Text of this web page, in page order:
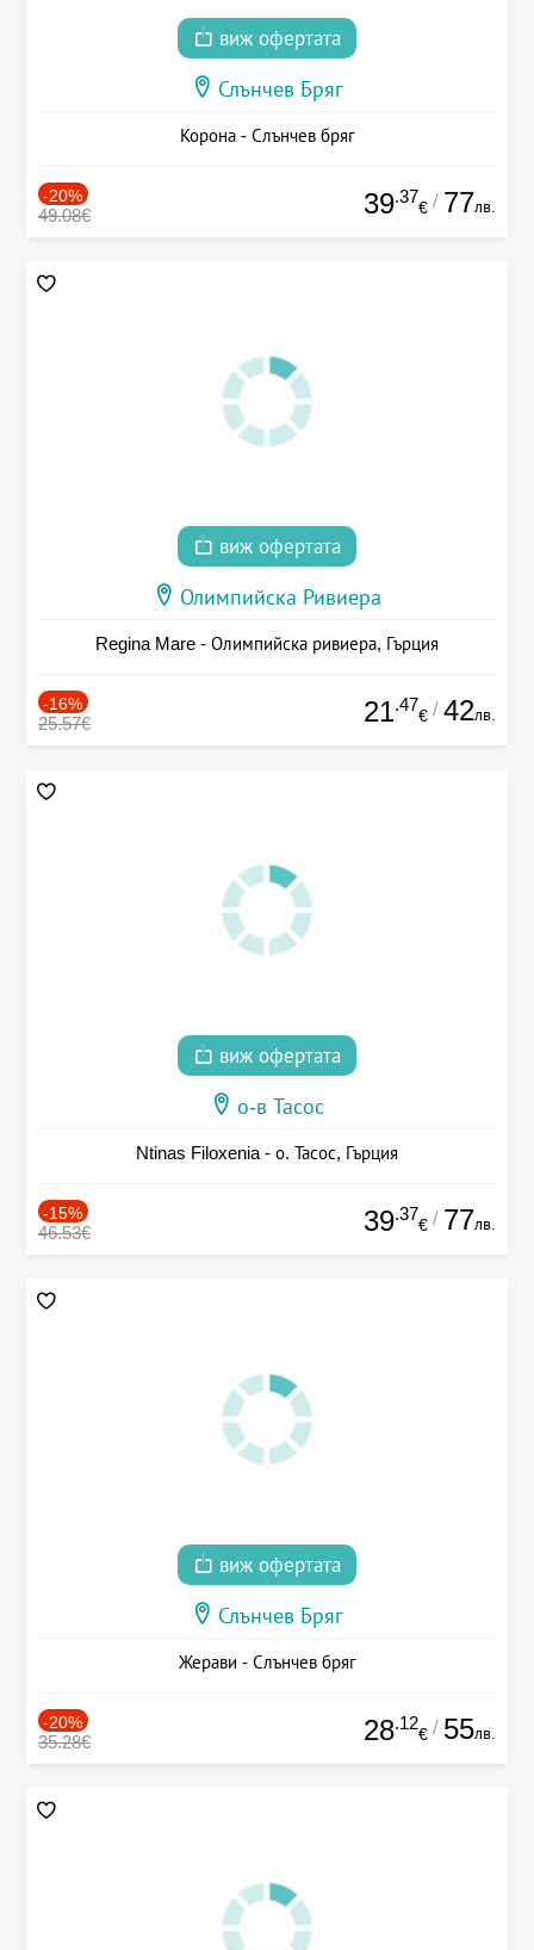
виж офертата
Слънчев Бряг
Корона - Слънчев бряг
-20%
49.08€ 39.37
€ / 77лв.
виж офертата
Олимпийска Ривиера
Regina Mare - Олимпийска ривиера, Гърция
-16%
25.57€ 21.47
€ / 42лв.
виж офертата
о-в Тасос
Ntinas Filoxenia - о. Тасос, Гърция
-15%
46.53€ 39.37
€ / 77лв.
виж офертата
Слънчев Бряг
Жерави - Слънчев бряг
-20%
35.28€ 28.12
€ / 55лв.